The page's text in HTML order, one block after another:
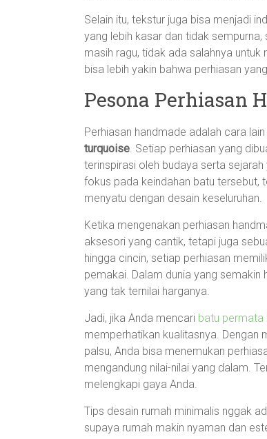
Selain itu, tekstur juga bisa menjadi
yang lebih kasar dan tidak
masih ragu, tidak ada salahnya
bisa lebih yakin bahwa perhiasan
Pesona Perhiasan
Perhiasan handmade adalah cara
turquoise. Setiap perhiasan yang
terinspirasi oleh budaya serta
fokus pada keindahan batu tersebut,
menyatu dengan desain keseluruhan.
Ketika mengenakan perhiasan
aksesori yang cantik, tetapi juga
hingga cincin, setiap perhiasan
pemakai. Dalam dunia yang
yang tak ternilai harganya.
Jadi, jika Anda mencari batu permata
memperhatikan kualitasnya. Dengan
palsu, Anda bisa menemukan
mengandung nilai-nilai yang dalam.
melengkapi gaya Anda.
Tips desain rumah minimalis nggak
supaya rumah makin nyaman dan